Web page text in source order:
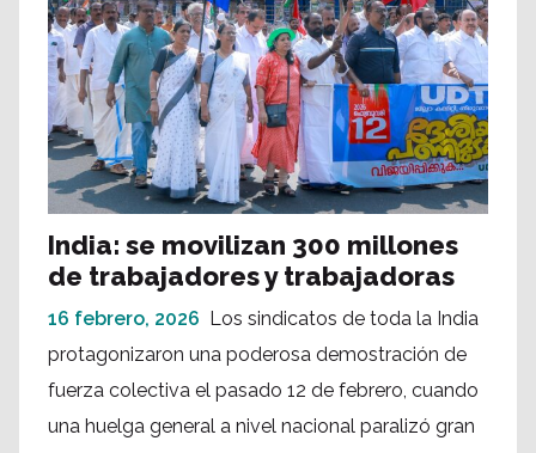
India: se movilizan 300 millones
de trabajadores y trabajadoras
16 febrero, 2026
Los sindicatos de toda la India
protagonizaron una poderosa demostración de
fuerza colectiva el pasado 12 de febrero, cuando
una huelga general a nivel nacional paralizó gran